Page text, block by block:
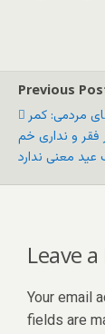
Previous
مردمی: کمر
فقر و نداری خم
معنی ندارد
Leave
Your email
fields are